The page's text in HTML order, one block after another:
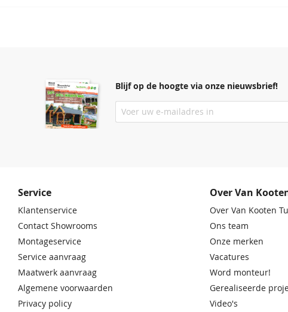
Blijf op de hoogte via onze nieuwsbrief!
Service
Klantenservice
Contact Showrooms
Montageservice
Service aanvraag
Maatwerk aanvraag
Algemene voorwaarden
Privacy policy
Over Van
Over Van Kooten
Ons team
Onze merken
Vacatures
Word monteur!
Gerealiseerde
Video's